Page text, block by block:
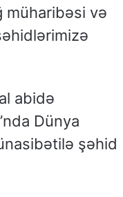
müharibəsi və
abidə
Dünya
şəhid